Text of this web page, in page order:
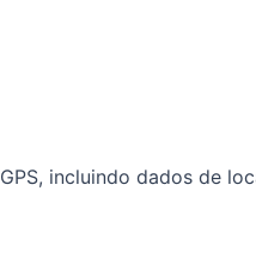
incluindo dados de